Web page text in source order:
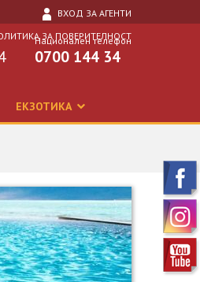
ВХОД ЗА АГЕНТИ
ЗА ПОВЕРИТЕЛНОСТ
Национален телефон
0700 144 34
ЕКЗОТИКА